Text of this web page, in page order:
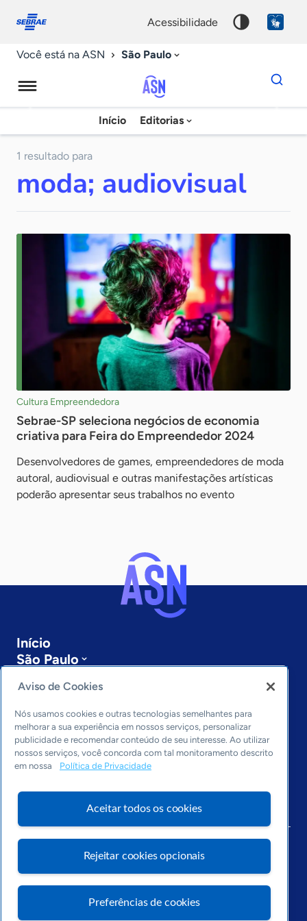
conosco
acessibilidade
Você está na ASN São Paulo
Agência
Sebrae
Notícias
Início Editorias
Dados
para
chave
1 resultado para
moda; audiovisual
Cultura Empreendedora
Sebrae-SP seleciona negócios de economia
criativa para Feira do Empreendedor 2024
Desenvolvedores de games, empreendedores de moda
autoral, audiovisual e outras manifestações artísticas
poderão apresentar seus trabalhos no evento
Início
São Paulo
Últimas notícias
Entre em contato
Editorias
Economia & Política
Inovação & Tecnologia
Visite o Portal Sebrae
Aviso de Cookies
Nós usamos cookies e outras tecnologias semelhantes para
melhorar a sua experiência em nossos serviços, personalizar
publicidade e recomendar conteúdo de seu interesse. Ao utilizar
nossos serviços, você concorda com tal monitoramento descrito
em nossa
Política de Privacidade
Aceitar todos os cookies
Rejeitar cookies opcionais
Preferências de cookies